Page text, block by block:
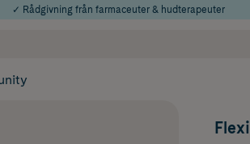
✓ Rådgivning från farmaceuter & hudterapeuter